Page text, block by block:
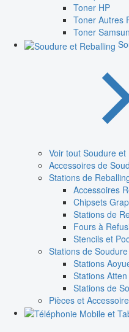
Toner HP
Toner Autres
Toner
Voir tout Soudure et
Accessoires de
Stations de
Accessoires
Chipsets
Stations de
Fours à
Stencils et
Stations de Soudure
Stations
Stations
Stations de
Pièces et